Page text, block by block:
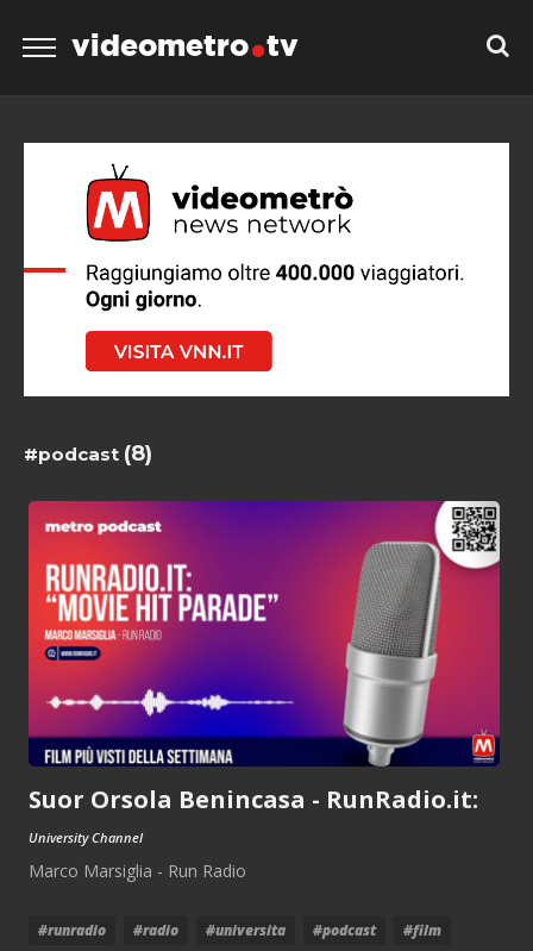
videometro tv
#podcast (8)
Suor Orsola Benincasa - RunRadio.it:
University Channel
Marco Marsiglia - Run Radio
#runradio #radio #universita #podcast
#film